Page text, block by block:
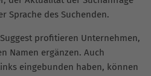
Sprache des Suchenden.
profitieren Unternehmen,
Namen ergänzen. Auch
eingebunden haben, können